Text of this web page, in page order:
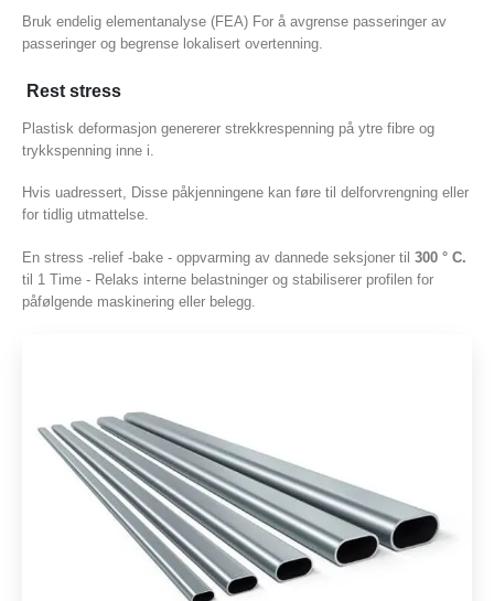
Bruk endelig elementanalyse (FEA) For å avgrense passeringer av
passeringer og begrense lokalisert overtenning.
Rest stress
Plastisk deformasjon genererer strekkrespenning på ytre fibre og
trykkspenning inne i.
Hvis uadressert, Disse påkjenningene kan føre til delforvrengning eller
for tidlig utmattelse.
En stress -relief -bake - oppvarming av dannede seksjoner til 300 ° C.
til 1 Time - Relaks interne belastninger og stabiliserer profilen for
påfølgende maskinering eller belegg.